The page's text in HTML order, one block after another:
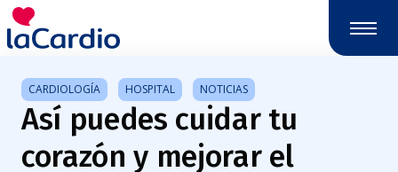
Nota:
este
sitio
web
incluyeCARDIOLOGÍA HOSPITAL NOTICIAS
Así puedes cuidar tu
corazón y mejorar el